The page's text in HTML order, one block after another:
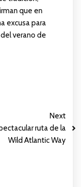
que en
excusa para
verano de
Next
ruta de la
Wild Atlantic Way